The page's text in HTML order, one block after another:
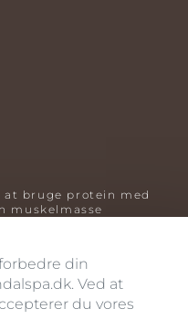
bruge protein med
muskelmasse
hop kan være noget
og power – før
din
Ved at
du vores